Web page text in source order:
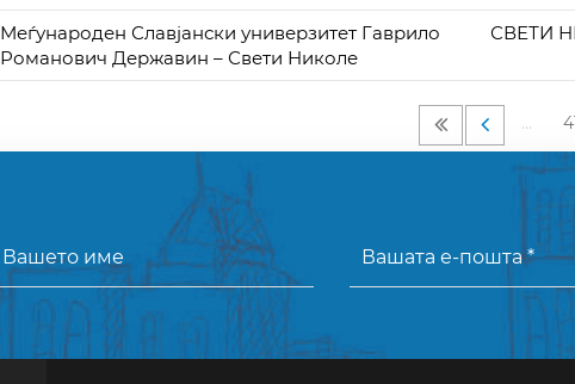
Меѓународен Славјански универзитет Гаврило
Романович Державин – Свети Николе
СВЕТИ
…